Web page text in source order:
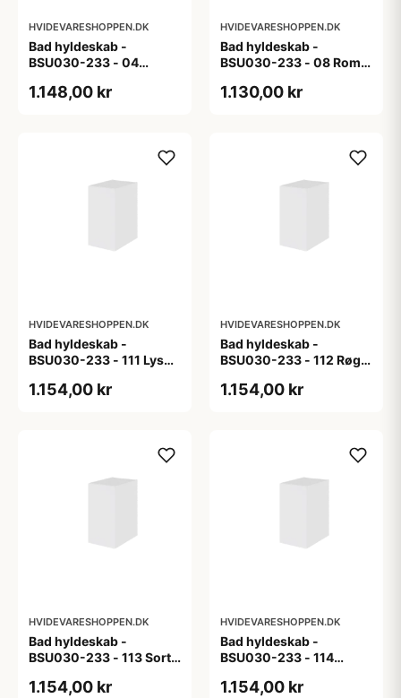
HVIDEVARESHOPPEN.DK
Bad hyldeskab -
BSU030-233 - 04
1.148,00 kr
HVIDEVARESHOPPEN.DK
Bad hyldeskab -
BSU030-233 - 08 Roma
1.130,00 kr
HVIDEVARESHOPPEN.DK
Bad hyldeskab -
BSU030-233 - 111 Lys
1.154,00 kr
HVIDEVARESHOPPEN.DK
Bad hyldeskab -
BSU030-233 - 112 Røget
1.154,00 kr
HVIDEVARESHOPPEN.DK
Bad hyldeskab -
BSU030-233 - 113 Sort
1.154,00 kr
HVIDEVARESHOPPEN.DK
Bad hyldeskab -
BSU030-233 - 114
m/eg ABS-kant
1.154,00 kr